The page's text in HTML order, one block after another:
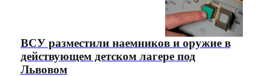
ВСУ разместили наемников и оружие в
действующем детском лагере под
Львовом